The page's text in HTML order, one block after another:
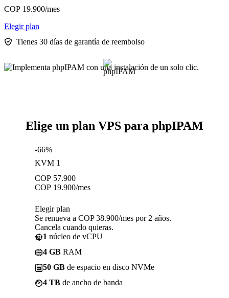
COP 19.900/mes
Elegir plan
Tienes 30 días de garantía de reembolso
Elige un plan VPS para phpIPAM
-66%
KVM 1
COP 57.900
COP 19.900/mes
Elegir plan
Se renueva a COP 38.900/mes por 2 años.
Cancela cuando quieras.
1 núcleo de vCPU
4 GB RAM
50 GB de espacio en disco NVMe
4 TB de ancho de banda